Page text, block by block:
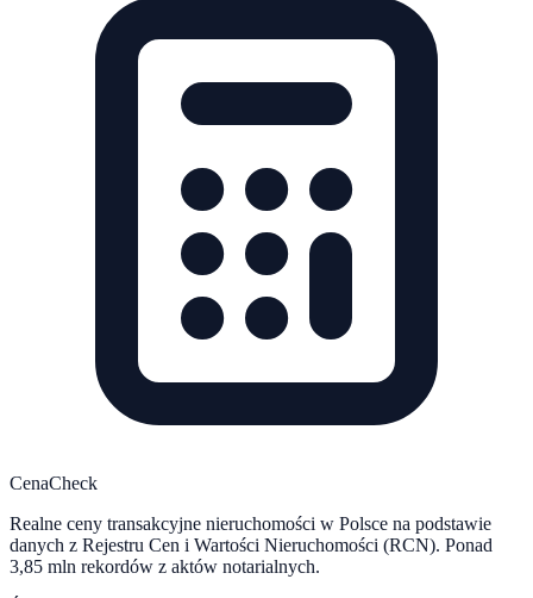
CenaCheck
Realne ceny transakcyjne nieruchomości w Polsce na podstawie
danych z Rejestru Cen i Wartości Nieruchomości (RCN). Ponad
3,85 mln rekordów z aktów notarialnych.